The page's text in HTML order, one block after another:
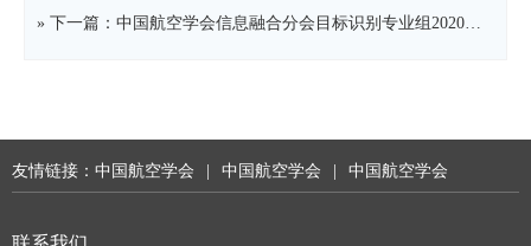
友情链接： 中国航空学会 | 中国航空学会 | 中国航空学会